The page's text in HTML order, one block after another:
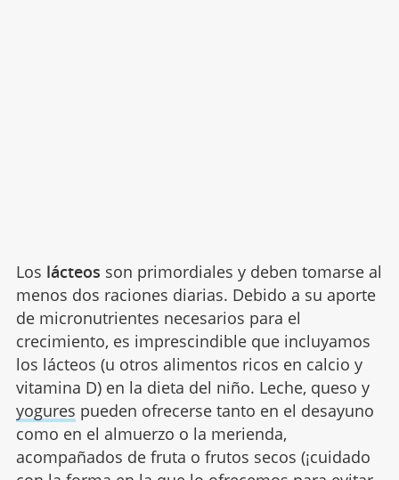
Los lácteos son primordiales y deben tomarse al
menos dos raciones diarias. Debido a su aporte
de micronutrientes necesarios para el
crecimiento, es imprescindible que incluyamos
los lácteos (u otros alimentos ricos en calcio y
vitamina D) en la dieta del niño. Leche, queso y
yogures pueden ofrecerse tanto en el desayuno
como en el almuerzo o la merienda,
acompañados de fruta o frutos secos (¡cuidado